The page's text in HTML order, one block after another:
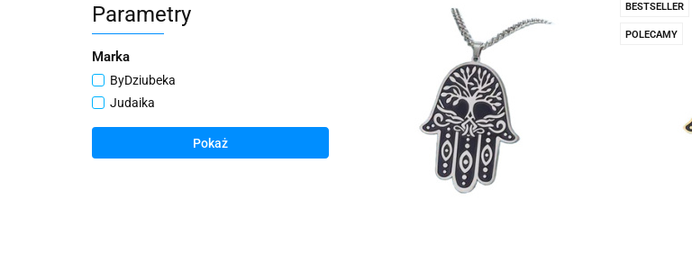
Parametry
Marka
ByDziubeka
Judaika
Pokaż
BESTSELLER
POLECAMY